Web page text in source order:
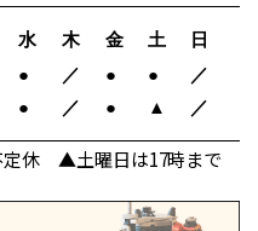
水 木 金 土 日
● ／ ● ● ／
● ／ ● ▲ ／
定休 ▲土曜日は17時まで